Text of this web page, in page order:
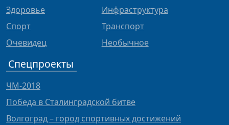
Здоровье
Спорт
Очевидец
Инфраструктура
Транспорт
Необычное
Спецпроекты
ЧМ-2018
Победа в Сталинградской битве
Волгоград – город спортивных достижений